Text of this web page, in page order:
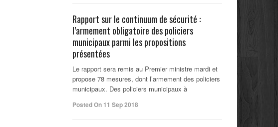
Rapport sur le continuum de sécurité :
l’armement obligatoire des policiers
municipaux parmi les propositions
présentées
Le rapport sera remis au Premier ministre mardi et
propose 78 mesures, dont l’armement des policiers
municipaux. Des policiers municipaux à
Posted On 11 Sep 2018